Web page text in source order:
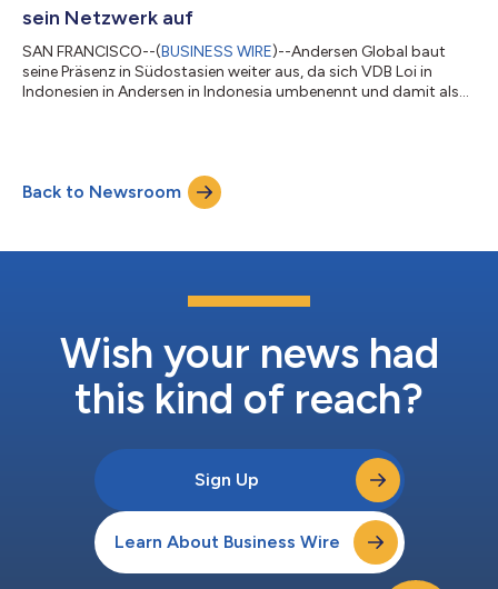
sein Netzwerk auf
SAN FRANCISCO--(BUSINESS WIRE)--Andersen Global baut
seine Präsenz in Südostasien weiter aus, da sich VDB Loi in
Indonesien in Andersen in Indonesia umbenennt und damit als
tätig sind, Steuer- und Rechtsberatung an. Die Kanzlei verbindet
jahrzehntelange Markterfahrung mit einem praxisorientierten
Ansatz, dessen Schwerpunkt auf d...
Back to Newsroom
Wish your news had
this kind of reach?
Sign Up
Learn About Business Wire